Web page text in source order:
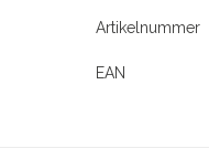
Artikelnummer
EAN